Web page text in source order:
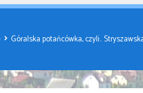
Góralska potańcówka, czyli..